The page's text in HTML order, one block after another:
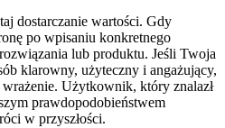
dostarczanie wartości. Gdy
po wpisaniu konkretnego
lub produktu. Jeśli Twoja
klarowny, użyteczny i angażujący,
Użytkownik, który znalazł
prawdopodobieństwem
w przyszłości.